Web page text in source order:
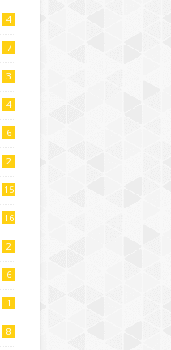
4
7
3
4
6
2
15
16
2
6
1
8